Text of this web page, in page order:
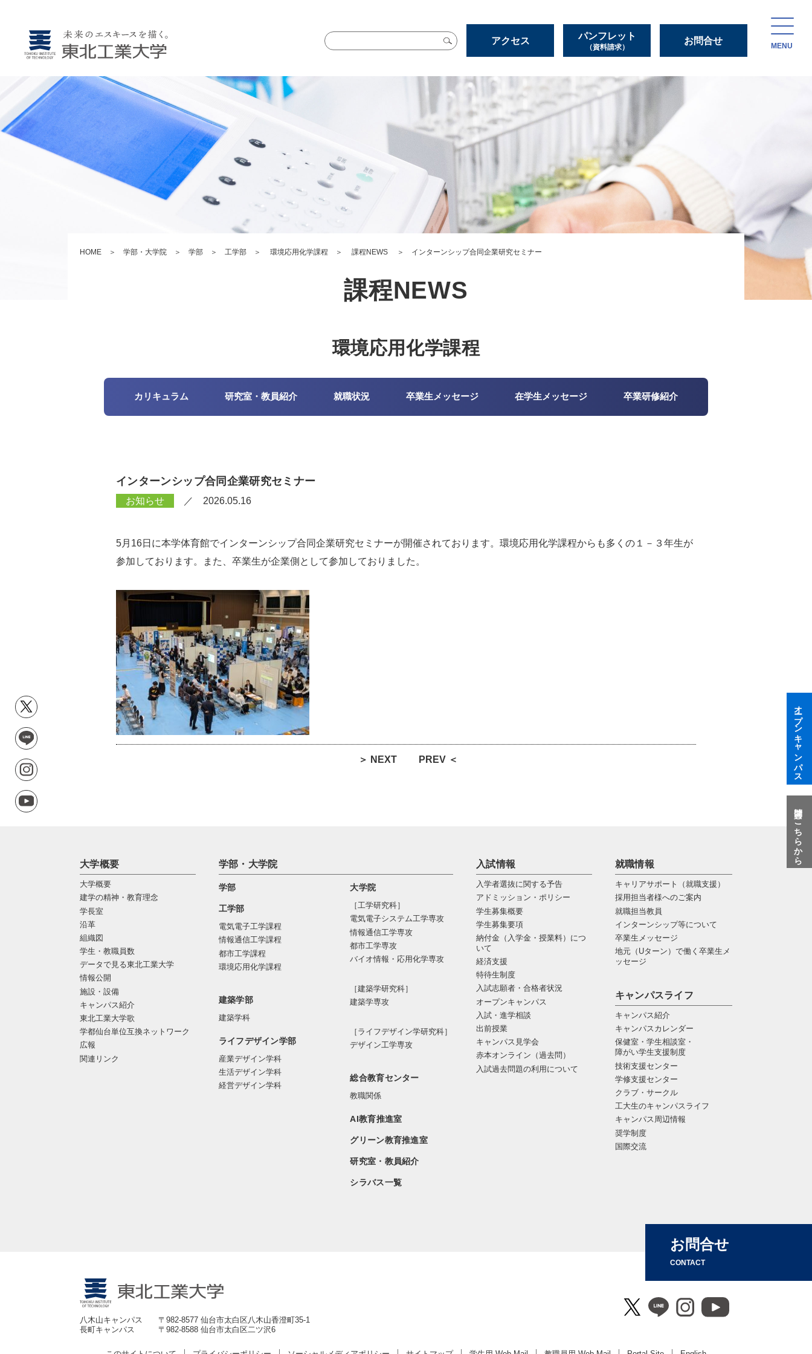
アクセス パンフレット
（資料請求）
お問合せ
MENU
HOME ＞ 学部・大学院 ＞ 学部 ＞ 工学部 ＞ 環境応用化学課程 ＞ 課程NEWS ＞ インターンシップ合同企業研究セミナー
課程NEWS
環境応用化学課程
カリキュラム 研究室・教員紹介 就職状況 卒業生メッセージ 在学生メッセージ 卒業研修紹介
インターンシップ合同企業研究セミナー
お知らせ ／ 2026.05.16
5月16日に本学体育館でインターンシップ合同企業研究セミナーが開催されております。環境応用化学課程からも多くの１－３年生が
参加しております。また、卒業生が企業側として参加しておりました。
＞ NEXT PREV ＜
大学概要
大学概要
建学の精神・教育理念
学長室
沿革
組織図
学生・教職員数
データで見る東北工業大学
情報公開
施設・設備
キャンパス紹介
東北工業大学歌
学都仙台単位互換ネットワーク
広報
関連リンク
学部・大学院
学部
工学部
電気電子工学課程
情報通信工学課程
都市工学課程
環境応用化学課程
建築学部
建築学科
ライフデザイン学部
産業デザイン学科
生活デザイン学科
経営デザイン学科
大学院
［工学研究科］
電気電⼦システム⼯学専攻
情報通信⼯学専攻
都市⼯学専攻
バイオ情報・応⽤化学専攻
［建築学研究科］
建築学専攻
［ライフデザイン学研究科］
デザイン工学専攻
総合教育センター
教職関係
AI教育推進室
グリーン教育推進室
研究室・教員紹介
シラバス一覧
入試情報
入学者選抜に関する予告
アドミッション・ポリシー
学生募集概要
学生募集要項
納付金（入学金・授業料）につ
いて
経済支援
特待生制度
入試志願者・合格者状況
オープンキャンパス
入試・進学相談
出前授業
キャンパス見学会
赤本オンライン（過去問）
入試過去問題の利用について
就職情報
キャリアサポート（就職支援）
採用担当者様へのご案内
就職担当教員
インターンシップ等について
卒業生メッセージ
地元（Uターン）で働く卒業生メ
ッセージ
キャンパスライフ
キャンパス紹介
キャンパスカレンダー
保健室・学生相談室・
障がい学生支援制度
技術支援センター
学修支援センター
クラブ・サークル
工大生のキャンパスライフ
キャンパス周辺情報
奨学制度
国際交流
お問合せ
CONTACT
八木山キャンパス
〒982-8577 仙台市太白区八木山香澄町35-1
長町キャンパス
〒982-8588 仙台市太白区二ツ沢6
オープンキャンパス
質問はこちらから